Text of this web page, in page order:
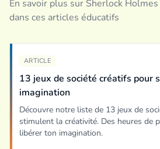
En savoir plus sur Sherlock
dans ces articles éducatifs
ARTICLE
13 jeux de société créatifs pour
imagination
Découvre notre liste de 13 jeux de
stimulent la créativité. Des heures de
libérer ton imagination.